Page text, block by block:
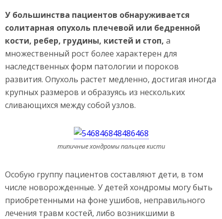
У большинства пациентов обнаруживается
солитарная опухоль плечевой или бедренной
кости, ребер, грудины, кистей и стоп, а
множественный рост более характерен для
наследственных форм патологии и пороков
развития. Опухоль растет медленно, достигая иногда
крупных размеров и образуясь из нескольких
сливающихся между собой узлов.
типичные хондромы пальцев кисти
Особую группу пациентов составляют дети, в том
числе новорожденные. У детей хондромы могу быть
приобретенными на фоне ушибов, неправильного
лечения травм костей, либо возникшими в